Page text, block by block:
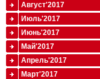
Август'2017
Июль'2017
Июнь'2017
Май'2017
Апрель'2017
Март'2017